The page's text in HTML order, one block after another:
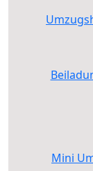
Mini